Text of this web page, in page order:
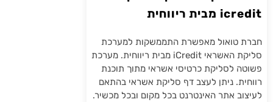
icredit מבית ריווחית
חברת טואול מאפשרת התממשקות למערכת
סליקת האשראי iCredit מבית ריווחית. מערכת
פשוטה לסליקת כרטיסי אשראי מתוך תוכנת
רווחית. ניתן לעצב דף סליקת אשראי בהתאם
לעיצוב אתר האינטרנט בכל מקום ובכל מכשיר.